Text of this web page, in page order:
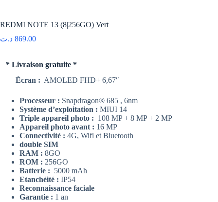
REDMI NOTE 13 (8|256GO) Vert
869.00 د.ت
* Livraison gratuite *
Écran : AMOLED FHD+ 6,67″
Processeur : Snapdragon® 685 , 6nm
Système d’exploitation : MIUI 14
Triple appareil photo : 108 MP + 8 MP + 2 MP
Appareil photo avant : 16 MP
Connectivité : 4G, Wifi et Bluetooth
double SIM
RAM : 8GO
ROM : 256GO
Batterie : 5000 mAh
Etanchéité : IP54
Reconnaissance faciale
Garantie : 1 an